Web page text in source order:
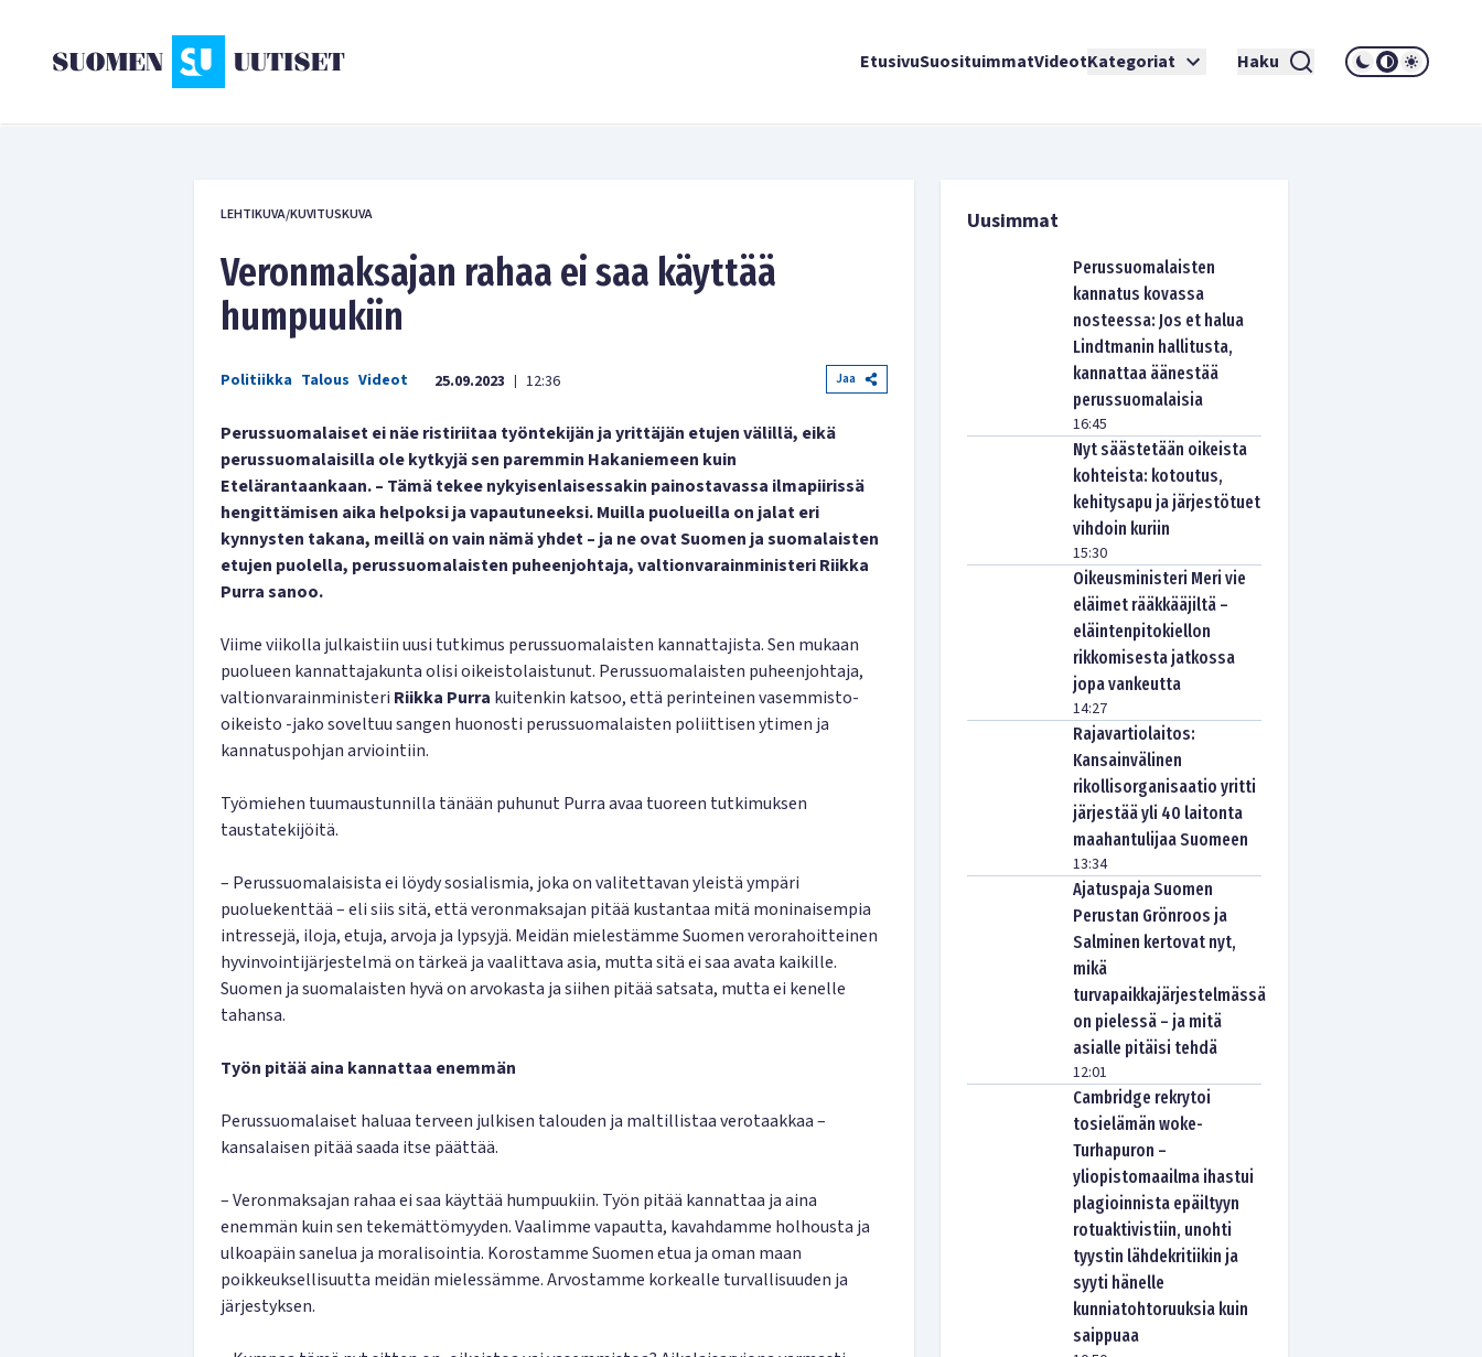
EtusivuSuosituimmatVideotKategoriat Haku
LEHTIKUVA/KUVITUSKUVA
Veronmaksajan rahaa ei saa käyttää
humpuukiin
Politiikka Talous Videot 25.09.2023 | 12:36 Jaa
Perussuomalaiset ei näe ristiriitaa työntekijän ja yrittäjän etujen välillä, eikä
perussuomalaisilla ole kytkyjä sen paremmin Hakaniemeen kuin
Etelärantaankaan. – Tämä tekee nykyisenlaisessakin painostavassa ilmapiirissä
hengittämisen aika helpoksi ja vapautuneeksi. Muilla puolueilla on jalat eri
kynnysten takana, meillä on vain nämä yhdet – ja ne ovat Suomen ja suomalaisten
etujen puolella, perussuomalaisten puheenjohtaja, valtionvarainministeri Riikka
Purra sanoo.
Viime viikolla julkaistiin uusi tutkimus perussuomalaisten kannattajista. Sen mukaan
puolueen kannattajakunta olisi oikeistolaistunut. Perussuomalaisten puheenjohtaja,
valtionvarainministeri Riikka Purra kuitenkin katsoo, että perinteinen vasemmisto-
oikeisto -jako soveltuu sangen huonosti perussuomalaisten poliittisen ytimen ja
kannatuspohjan arviointiin.
Työmiehen tuumaustunnilla tänään puhunut Purra avaa tuoreen tutkimuksen
taustatekijöitä.
– Perussuomalaisista ei löydy sosialismia, joka on valitettavan yleistä ympäri
puoluekenttää – eli siis sitä, että veronmaksajan pitää kustantaa mitä moninaisempia
intressejä, iloja, etuja, arvoja ja lypsyjä. Meidän mielestämme Suomen verorahoitteinen
hyvinvointijärjestelmä on tärkeä ja vaalittava asia, mutta sitä ei saa avata kaikille.
Suomen ja suomalaisten hyvä on arvokasta ja siihen pitää satsata, mutta ei kenelle
tahansa.
Työn pitää aina kannattaa enemmän
Perussuomalaiset haluaa terveen julkisen talouden ja maltillistaa verotaakkaa –
kansalaisen pitää saada itse päättää.
– Veronmaksajan rahaa ei saa käyttää humpuukiin. Työn pitää kannattaa ja aina
enemmän kuin sen tekemättömyyden. Vaalimme vapautta, kavahdamme holhousta ja
ulkoapäin sanelua ja moralisointia. Korostamme Suomen etua ja oman maan
poikkeuksellisuutta meidän mielessämme. Arvostamme korkealle turvallisuuden ja
järjestyksen.
Uusimmat
Perussuomalaisten
kannatus kovassa
nosteessa: Jos et halua
Lindtmanin hallitusta,
kannattaa äänestää
perussuomalaisia
16:45
Nyt säästetään oikeista
kohteista: kotoutus,
kehitysapu ja järjestötuet
vihdoin kuriin
15:30
Oikeusministeri Meri vie
eläimet rääkkääjiltä –
eläintenpitokiellon
rikkomisesta jatkossa
jopa vankeutta
14:27
Rajavartiolaitos:
Kansainvälinen
rikollisorganisaatio yritti
järjestää yli 40 laitonta
maahantulijaa Suomeen
13:34
Ajatuspaja Suomen
Perustan Grönroos ja
Salminen kertovat nyt,
mikä
turvapaikkajärjestelmässä
on pielessä – ja mitä
asialle pitäisi tehdä
12:01
Cambridge rekrytoi
tosielämän woke-
Turhapuron –
yliopistomaailma ihastui
plagioinnista epäiltyyn
rotuaktivistiin, unohti
tyystin lähdekritiikin ja
syyti hänelle
kunniatohtoruuksia kuin
saippuaa